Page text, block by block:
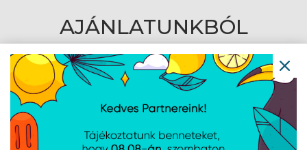
AJÁNLATUNKBÓL